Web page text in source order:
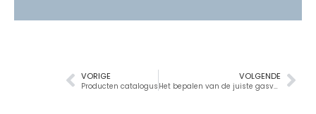
VOLGENDE
Het bepalen van de juiste gasveer
VORIGE
Producten catalogus